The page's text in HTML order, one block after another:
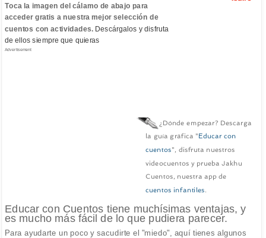
Toca la imagen del cálamo de abajo para
acceder gratis a nuestra mejor selección de
cuentos con actividades.Descárgalos y disfruta
de ellos siempre que quieras
Advertisement
¿Dónde empezar? Descarga
la guía gráfica "Educar con
cuentos", disfruta nuestros
videocuentos y prueba Jakhu
Cuentos, nuestra app de
cuentos infantiles
Educar con Cuentos tiene muchísimas ventajas, y
es mucho más fácil de lo que pudiera parecer.
Para ayudarte un poco y sacudirte el "miedo", aquí tienes algunos